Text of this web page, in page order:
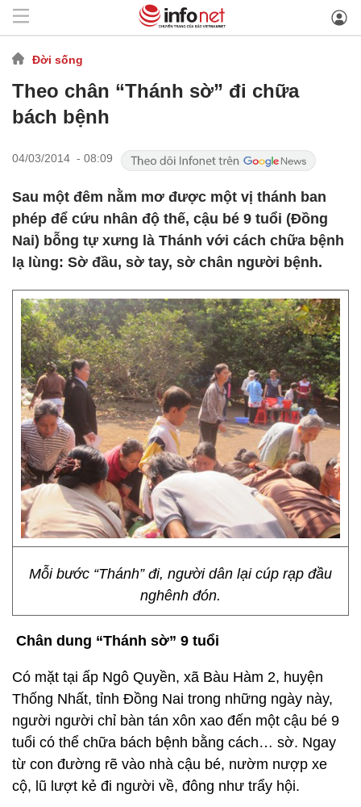
Đời sống
Theo chân “Thánh sờ” đi chữa
bách bệnh
04/03/2014 - 08:09
Sau một đêm nằm mơ được một vị thánh ban
phép để cứu nhân độ thế, cậu bé 9 tuổi (Đồng
Nai) bỗng tự xưng là Thánh với cách chữa bệnh
lạ lùng: Sờ đầu, sờ tay, sờ chân người bệnh.
Mỗi bước “Thánh” đi, người dân lại cúp rạp đầu
nghênh đón.
Chân dung “Thánh sờ” 9 tuổi
Có mặt tại ấp Ngô Quyền, xã Bàu Hàm 2, huyện
Thống Nhất, tỉnh Đồng Nai trong những ngày này,
người người chỉ bàn tán xôn xao đến một cậu bé 9
tuổi có thể chữa bách bệnh bằng cách… sờ. Ngay
từ con đường rẽ vào nhà cậu bé, nườm nượp xe
cộ, lũ lượt kẻ đi người về, đông như trẩy hội.